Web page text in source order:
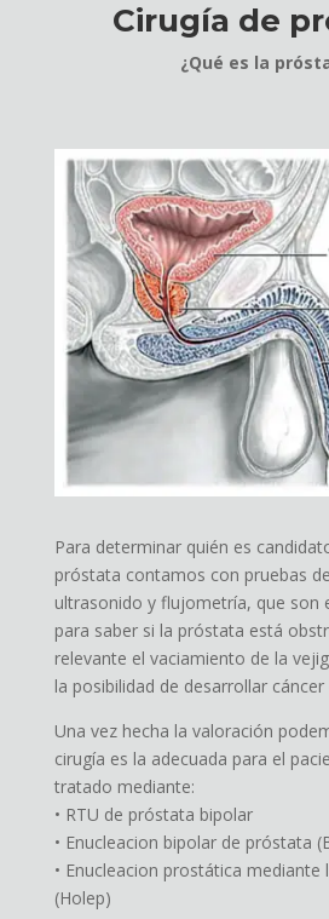
Cirugía de
¿Qué es la
Para determinar quién es
próstata contamos con pruebas
ultrasonido y flujometría, que son
para saber si la próstata está
relevante el vaciamiento de la
la posibilidad de desarrollar
Una vez hecha la valoración
cirugía es la adecuada para el
tratado mediante:
• RTU de próstata bipolar
• Enucleacion bipolar de próstata
• Enucleacion prostática mediante
(Holep)